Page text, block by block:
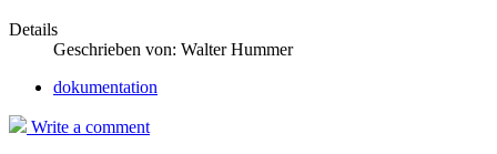
Details
Geschrieben von: Walter Hummer
dokumentation
Write a comment